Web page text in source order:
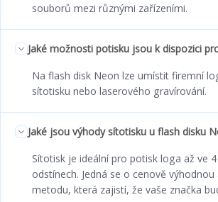
souborů mezi různými zařízeními.
Jaké možnosti potisku jsou k dispozici
Na flash disk Neon lze umístit firemní
sítotisku nebo laserového gravírování.
Jaké jsou výhody sítotisku u flash disku
Sítotisk je ideální pro potisk loga až ve
odstínech. Jedná se o cenově
metodu, která zajistí, že vaše značka